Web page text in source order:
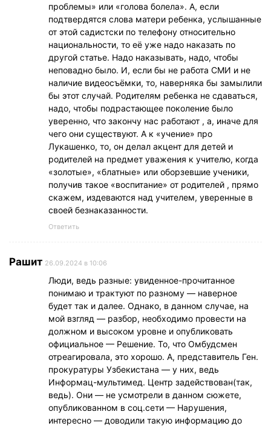
проблемы» или «голова болела». А, если
подтвердятся слова матери ребенка, услышанные
от этой садистски по телефону относительно
национальности, то её уже надо наказать по
другой статье. Надо наказывать, надо, чтобы
неповадно было. И, если бы не работа СМИ и не
наличие видеосъёмки, то, наверняка бы замылили
бы этот случай. Родителям ребенка не сдаваться,
надо, чтобы подрастающее поколение было
уверенно, что закончу нас работают , а, иначе для
чего они существуют. А к «учение» про
Лукашенко, то, он делал акцент для детей и
родителей на предмет уважения к учителю, когда
«золотые», «блатные» или оборзевшие ученики,
получив такое «воспитание» от родителей , прямо
скажем, издеваются над учителем, уверенные в
своей безнаказанности.
Ответить
Рашит 26.09.2024 в 10:06
Люди, ведь разные: увиденное-прочитанное
понимаю и трактуют по разному — наверное
будет так и далее. Однако, в данном случае, на
мой взгляд — разбор, необходимо провести на
должном и высоком уровне и опубликовать
официальное — Решение. То, что Омбудсмен
отреагировала, это хорошо. А, представитель Ген.
прокуратуры Узбекистана — у них, ведь
Информац-мультимед. Центр задействован(так,
ведь). Они — не усмотрели в данном сюжете,
опубликованном в соц.сети — Нарушения,
интересно — доводили такую информацию до